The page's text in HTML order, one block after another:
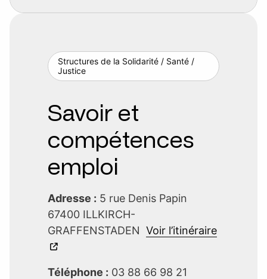
Structures de la Solidarité / Santé /
Justice
Savoir et
compétences
emploi
Adresse : 5 rue Denis Papin
67400 ILLKIRCH-
GRAFFENSTADEN Voir l’itinéraire
Téléphone : 03 88 66 98 21